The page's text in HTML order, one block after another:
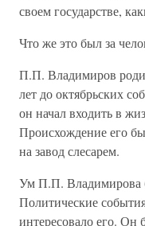
своем государстве,
Что же это был за
П.П. Владимиров
лет до октябрьских
он начал входить в
Происхождение его
на завод слесарем.
Ум П.П. Владимирова
Политические
интересовало его. Он